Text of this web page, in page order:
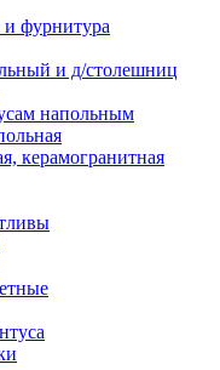
фурнитура
и д/столешниц
напольным
керамогранитная